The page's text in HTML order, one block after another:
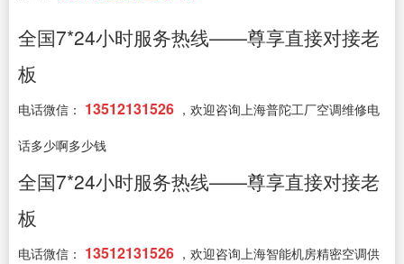
全国7*24小时服务热线——尊享直接对接老
板
电话微信： 13512131526 ，欢迎咨询上海普陀工厂空调维修电
话多少啊多少钱
全国7*24小时服务热线——尊享直接对接老
板
电话微信： 13512131526 ，欢迎咨询上海智能机房精密空调供